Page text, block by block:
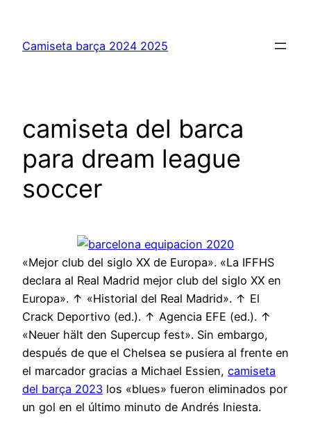
contenido
Camiseta barça 2024 2025
camiseta del barca
para dream league
soccer
«Mejor club del siglo XX de Europa». «La IFFHS
declara al Real Madrid mejor club del siglo XX en
Europa». ↑ «Historial del Real Madrid». ↑ El
Crack Deportivo (ed.). ↑ Agencia EFE (ed.). ↑
«Neuer hält den Supercup fest». Sin embargo,
después de que el Chelsea se pusiera al frente en
el marcador gracias a Michael Essien, camiseta
del barça 2023 los «blues» fueron eliminados por
un gol en el último minuto de Andrés Iniesta.